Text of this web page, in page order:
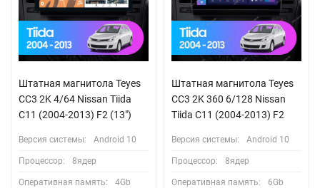
Штатная магнитола Teyes
CC3 2K 4/64 Nissan Tiida
C11 (2004-2013) F2 (13")
Версия системы: Android 10
Процессор: 8ядер
Оперативная память: 4Gb
Штатная магнитола Teyes
CC3 2K 360 6/128 Nissan
Tiida C11 (2004-2013) F2
Версия системы: Android 10
Процессор: 8ядер
Оперативная память: 6Gb